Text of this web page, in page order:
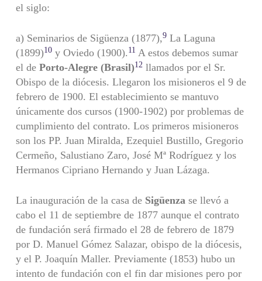
el siglo:
a) Seminarios de Sigüenza (1877),9La Laguna
(1899)10y Oviedo (1900). 11 A estos debemos sumar
el de Porto-Alegre (Brasil)12llamados por el Sr.
Obispo de la diócesis. Llegaron los misioneros el 9 de
febrero de 1900. El establecimiento se mantuvo
únicamente dos cursos (1900-1902) por problemas de
cumplimiento del contrato. Los primeros misioneros
son los PP. Juan Miralda, Ezequiel Bustillo, Gregorio
Cermeño, Salustiano Zaro, José Mª Rodríguez y los
Hermanos Cipriano Hernando y Juan Lázaga.
La inauguración de la casa de Sigüenzase llevó a
cabo el 11 de septiembre de 1877 aunque el contrato
de fundación será firmado el 28 de febrero de 1879
por D. Manuel Gómez Salazar, obispo de la diócesis,
y el P. Joaquín Maller. Previamente (1853) hubo un
intento de fundación con el fin dar misiones pero por